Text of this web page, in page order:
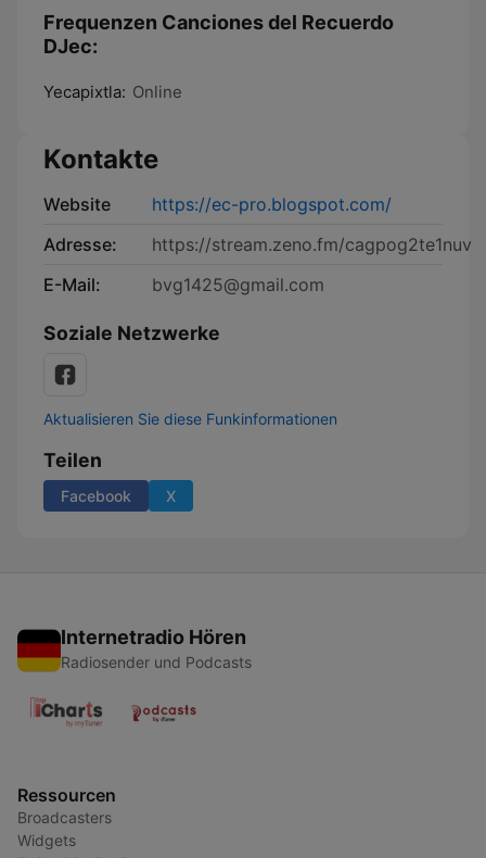
Frequenzen Canciones del Recuerdo
DJec:
Yecapixtla: Online
Kontakte
Website
https://ec-pro.blogspot.com/
Adresse:
https://stream.zeno.fm/cagpog2te1nuv
E-Mail:
bvg1425@gmail.com
Soziale Netzwerke
Aktualisieren Sie diese Funkinformationen
Teilen
Facebook X
Internetradio Hören
Radiosender und Podcasts
Ressourcen
Broadcasters
Widgets